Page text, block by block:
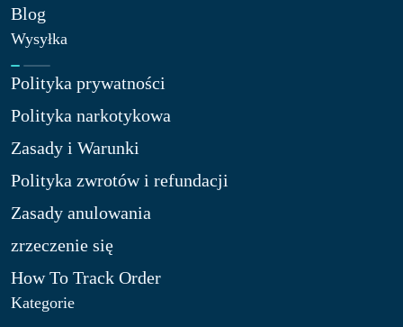
Blog
Wysyłka
Polityka prywatności
Polityka narkotykowa
Zasady i Warunki
Polityka zwrotów i refundacji
Zasady anulowania
zrzeczenie się
How To Track Order
Kategorie